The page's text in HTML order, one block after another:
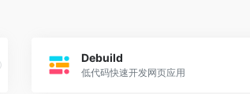
Debuild
低代码快速开发网页应用